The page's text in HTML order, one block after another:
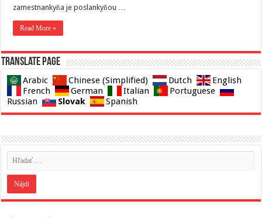
zamestnankyňa je poslankyňou …
Read More »
Translate page
Arabic Chinese (Simplified) Dutch
English
French
German Italian
Portuguese
Russian
Slovak Spanish